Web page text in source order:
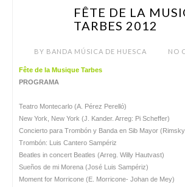
FÊTE DE LA
TARBES 2012
BY BANDA MÚSICA DE HUESCA NO
Fête de la Musique Tarbes
PROGRAMA
Teatro Montecarlo (A. Pérez Perelló)
New York, New York (J. Kander. Arreg: Pi Scheffer)
Concierto para Trombón y Banda en Sib Mayor
Trombón: Luis Cantero Sampériz
Beatles in concert Beatles (Arreg. Willy Hautvast)
Sueños de mi Morena (José Luis Sampériz)
Moment for Morricone (E. Morricone- Johan de Mey)